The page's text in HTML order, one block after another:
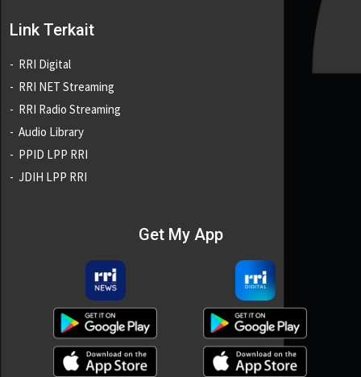
Link Terkait
RRI Digital
RRI NET Streaming
RRI Radio Streaming
Audio Library
PPID LPP RRI
JDIH LPP RRI
Get My App